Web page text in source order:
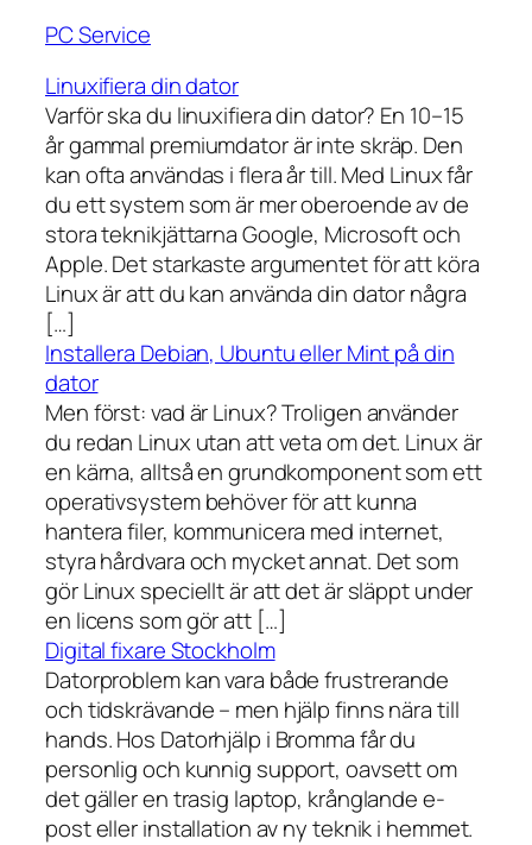
PC Service
Linuxifiera din dator
Varför ska du linuxifiera din dator? En 10–15
år gammal premiumdator är inte skräp. Den
kan ofta användas i flera år till. Med Linux får
du ett system som är mer oberoende av de
stora teknikjättarna Google, Microsoft och
Apple. Det starkaste argumentet för att köra
Linux är att du kan använda din dator några
[…]
Installera Debian, Ubuntu eller Mint på din
dator
Men först: vad är Linux? Troligen använder
du redan Linux utan att veta om det. Linux är
en kärna, alltså en grundkomponent som ett
operativsystem behöver för att kunna
hantera filer, kommunicera med internet,
styra hårdvara och mycket annat. Det som
gör Linux speciellt är att det är släppt under
en licens som gör att […]
Digital fixare Stockholm
Datorproblem kan vara både frustrerande
och tidskrävande – men hjälp finns nära till
hands. Hos Datorhjälp i Bromma får du
personlig och kunnig support, oavsett om
det gäller en trasig laptop, krånglande e-
post eller installation av ny teknik i hemmet.